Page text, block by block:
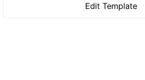
Edit Template